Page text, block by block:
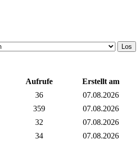
Aufrufe
Erstellt am
36
07.08.2026
359
07.08.2026
32
07.08.2026
34
07.08.2026